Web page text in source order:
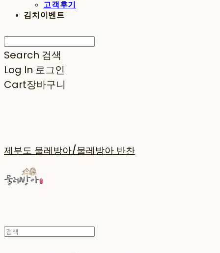
고객후기
김치이벤트
Search 검색
Log In 로그인
Cart장바구니
제부도 물레방아/물레방아 반찬